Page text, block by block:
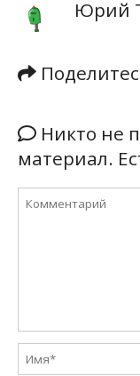
Юрий
Никто не
материал.